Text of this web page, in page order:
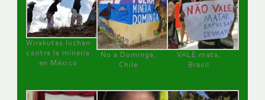
Wirakutas luchan
contra la minería
en México
No a Dominga,
Chile
VALE mata,
Brasil